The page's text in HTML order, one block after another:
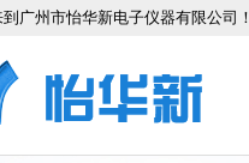
广州市怡华新电子仪器有限公司！